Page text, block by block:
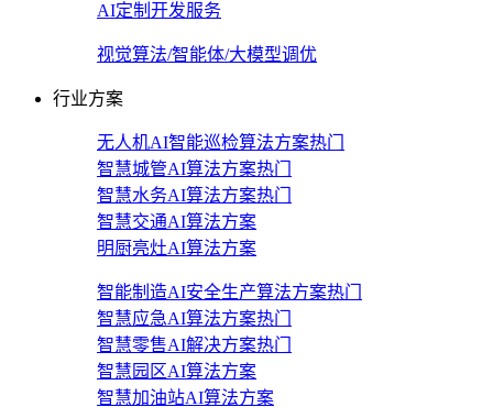
AI定制开发服务
视觉算法/智能体/大模型调优
行业方案
无人机AI智能巡检算法方案热门
智慧城管AI算法方案热门
智慧水务AI算法方案热门
智慧交通AI算法方案
明厨亮灶AI算法方案
智能制造AI安全生产算法方案热门
智慧应急AI算法方案热门
智慧零售AI解决方案热门
智慧园区AI算法方案
智慧加油站AI算法方案